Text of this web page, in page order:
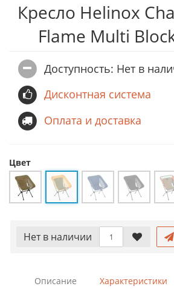
Кресло Helinox
Flame Multi
Доступность: Нет в
Дисконтная система
Оплата и доставка
Цвет
Нет в наличии
Описание Характеристики